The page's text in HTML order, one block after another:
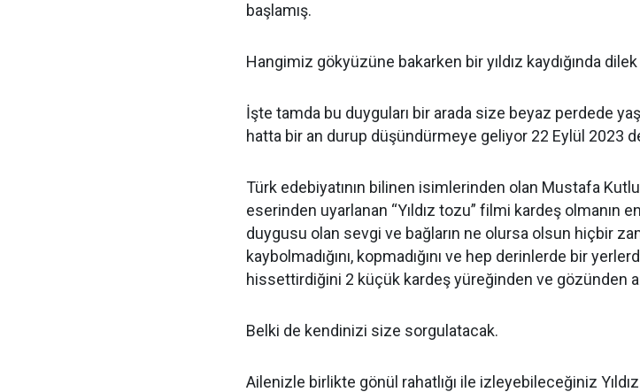
başlamış.
Hangimiz gökyüzüne bakarken bir yıldız kaydığında
İşte tamda bu duyguları bir arada size beyaz perdede
hatta bir an durup düşündürmeye geliyor 22 Eylül 2023 de
Türk edebiyatının bilinen isimlerinden olan Mustafa
eserinden uyarlanan “Yıldız tozu” filmi kardeş olmanın
duygusu olan sevgi ve bağların ne olursa olsun hiçbir
kaybolmadığını, kopmadığını ve hep derinlerde bir
hissettirdiğini 2 küçük kardeş yüreğinden ve gözünden
Belki de kendinizi size sorgulatacak.
Ailenizle birlikte gönül rahatlığı ile izleyebileceğiniz